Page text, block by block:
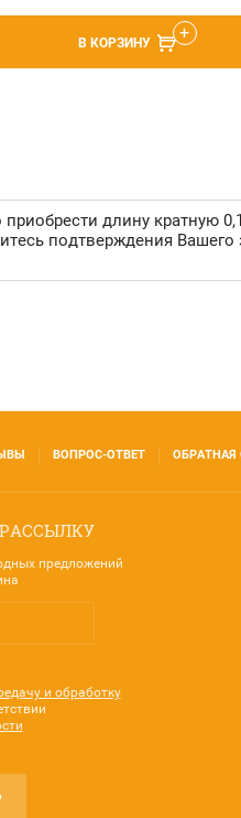
В КОРЗИНУ
длину кратную
подтверждения
ВОПРОС-ОТВЕТ ОБРАТНАЯ
предложений
и обработку